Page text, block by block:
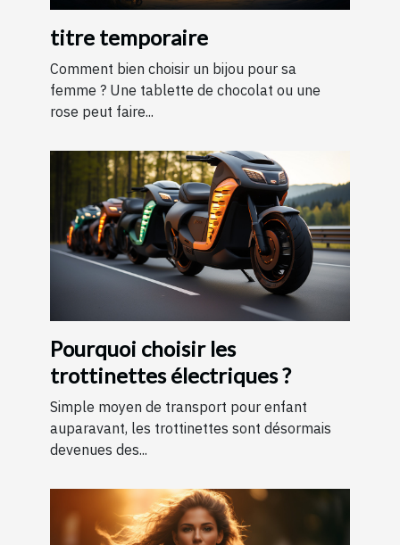
titre temporaire
Comment bien choisir un bijou pour sa
femme ? Une tablette de chocolat ou une
rose peut faire...
Pourquoi choisir les
trottinettes électriques ?
Simple moyen de transport pour enfant
auparavant, les trottinettes sont désormais
devenues des...